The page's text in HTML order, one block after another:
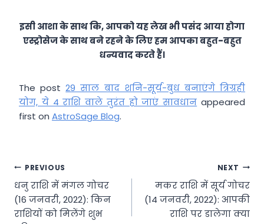
इसी आशा के साथ कि, आपको यह लेख भी पसंद आया होगा
एस्ट्रोसेज के साथ बने रहने के लिए हम आपका बहुत-बहुत
धन्यवाद करते हैं।
The post29 साल बाद शनि-सूर्य-बुध बनाएंगे त्रिग्रही
योग, ये 4 राशि वाले तुरंत हो जाएं सावधान appeared
first on AstroSage Blog.
Post
navigation
PREVIOUS
धनु राशि में मंगल गोचर
(16 जनवरी, 2022): किन
राशियों को मिलेंगे शुभ
NEXT
मकर राशि में सूर्य गोचर
(14 जनवरी, 2022): आपकी
राशि पर डालेगा क्या